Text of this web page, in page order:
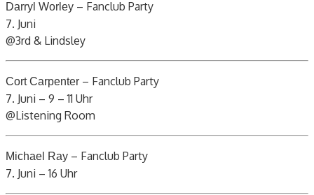
Darryl Worley – Fanclub Party
7. Juni
@3rd & Lindsley
Cort Carpenter – Fanclub Party
7. Juni – 9 – 11 Uhr
@Listening Room
Michael Ray – Fanclub Party
7. Juni – 16 Uhr